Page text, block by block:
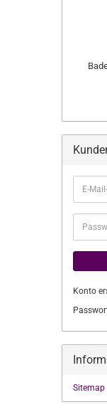
E-
Mail-
Konto
Sitemap